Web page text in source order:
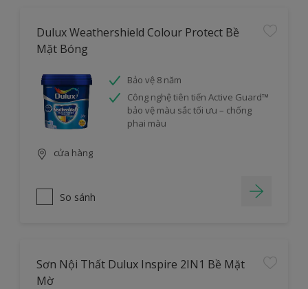
Dulux Weathershield Colour Protect Bề
Mặt Bóng
Bảo vệ 8 năm
Công nghệ tiên tiến Active Guard™
bảo vệ màu sắc tối ưu – chống
phai màu
cửa hàng
So sánh
Sơn Nội Thất Dulux Inspire 2IN1 Bề Mặt
Mờ